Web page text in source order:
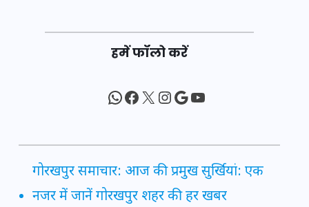
हमें फॉलो करें
WhatsApp
Facebook
X Instagram
Google
YouTube
गोरखपुर समाचार: आज की प्रमुख सुर्खियां: एक
नजर में जानें गोरखपुर शहर की हर खबर